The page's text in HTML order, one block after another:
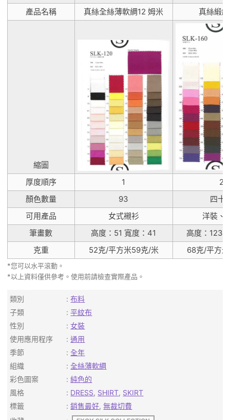
產品名稱
真絲全絲薄軟綢12 姆米 真絲緞
縮圖
厚度順序
1
2
顏色數量
93
四十
可用產品
女式襯衫
洋裝、
筆畫數
高度：51 寬度：41
高度：123
克重
52克/平方米59克/米 68克/平方
*您可以水平滾動。
*以上資料僅供參考。使用前請檢查實際產品。
類別
布料
子類
平紋布
性別
女裝
使用應用程序
通用
季節
全年
組織
全絲薄軟綢
彩色圖案
純色的
風格
DRESS, SHIRT, SKIRT
標籤
銷售最好,無裁切費